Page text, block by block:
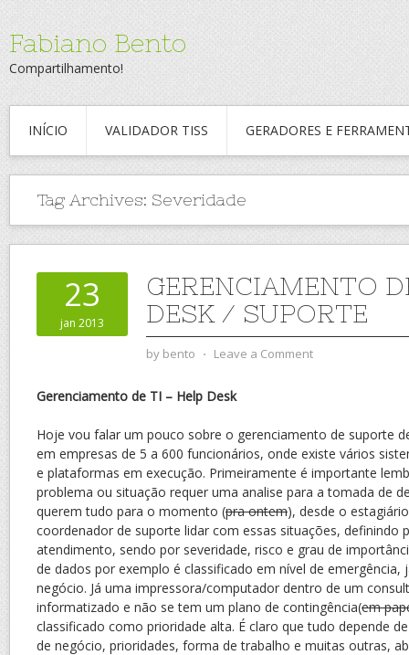
Fabiano Bento
Compartilhamento!
INÍCIO VALIDADOR TISS GERADORES E
Tag Archives: Severidade
23
jan 2013
GERENCIAMENTO
DESK / SUPORTE
by bento ⋅ Leave a Comment
Gerenciamento de TI – Help Desk
Hoje vou falar um pouco sobre o gerenciamento de suporte
em empresas de 5 a 600 funcionários, onde existe vários
e plataformas em execução. Primeiramente é importante
problema ou situação requer uma analise para a tomada de
querem tudo para o momento (pra ontem), desde o
coordenador de suporte lidar com essas situações, definindo
atendimento, sendo por severidade, risco e grau de
de dados por exemplo é classificado em nível de
negócio. Já uma impressora/computador dentro de um
informatizado e não se tem um plano de contingência(em
classificado como prioridade alta. É claro que tudo depende
de negócio, prioridades, forma de trabalho e muitas outras,